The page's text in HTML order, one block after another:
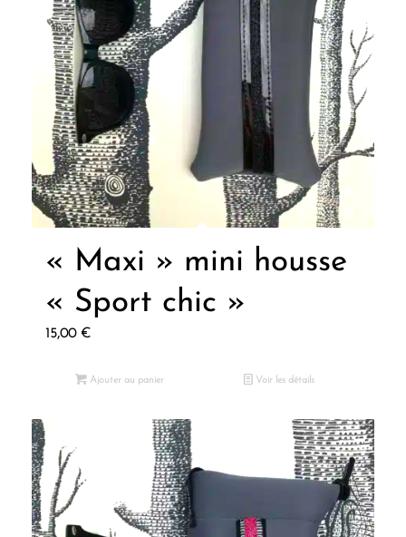
« Maxi » mini housse
« Sport chic »
15,00 €
Ajouter au panier Voir les détails